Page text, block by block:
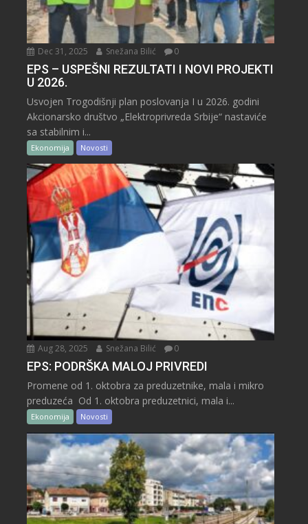
Dec 31, 2025 Snežana Bilić 0
EPS – USPEŠNI REZULTATI I NOVI PROJEKTI
U 2026.
Usvojen Trogodišnji plan poslovanja I u 2026. godini
Akcionarsko društvo „Elektroprivreda Srbije“ nastaviće
sa stabilnim i...
Ekonomija Novosti
Aug 28, 2025 Snežana Bilić 0
EPS: PODRŠKA MALOJ PRIVREDI
Promene od 1. oktobra za preduzetnike, mala i mikro
preduzeća Od 1. oktobra preduzetnici, mala i...
Ekonomija Novosti